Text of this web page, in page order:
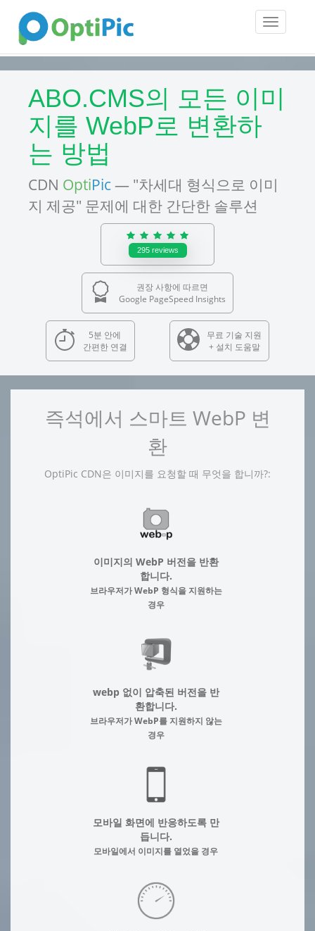
Toggle
ABO.CMS의 모든 이미
지를 WebP로 변환하
는 방법
CDN OptiPic — "차세대 형식으로 이미
지 제공" 문제에 대한 간단한 솔루션
295 reviews
권장 사항에 따르면
Google PageSpeed Insights
5분 안에
간편한 연결
무료 기술 지원
+ 설치 도움말
즉석에서 스마트 WebP 변
환
OptiPic CDN은 이미지를 요청할 때 무엇을 합니까?:
이미지의 WebP 버전을 반환
합니다.
브라우저가 WebP 형식을 지원하는
경우
webp 없이 압축된 버전을 반
환합니다.
브라우저가 WebP를 지원하지 않는
경우
모바일 화면에 반응하도록 만
듭니다.
모바일에서 이미지를 열었을 경우